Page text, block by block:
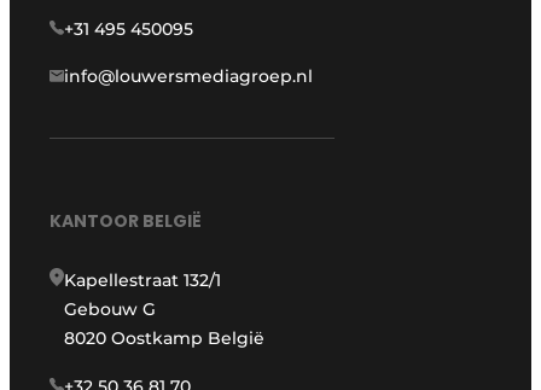
+31 495 450095
info@louwersmediagroep.nl
KANTOOR BELGIË
Kapellestraat 132/1
Gebouw G
8020 Oostkamp België